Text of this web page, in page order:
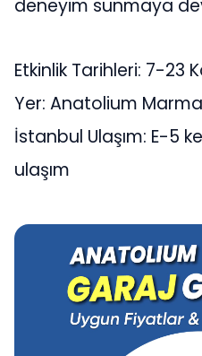
deneyim sunmaya
Etkinlik Tarihleri: 7-23
Yer: Anatolium
İstanbul Ulaşım: E-5
ulaşım